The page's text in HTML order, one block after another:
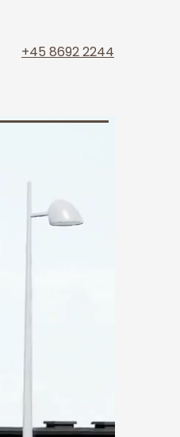
+45 8692 2244